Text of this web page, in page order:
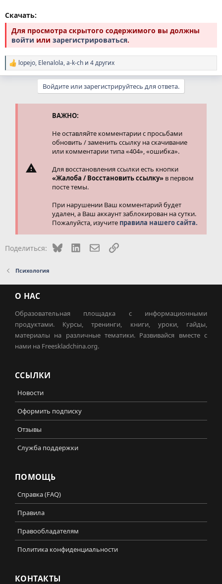
Скачать:
Для просмотра скрытого содержимого вы должны
войти или зарегистрироваться.
Р
е
lopejo, Elenalola,a-k-ch и 4 других
Войдите или зарегистрируйтесь для ответа.
ВАЖНО:
Не оставляйте комментарии с просьбами
обновить / заменить ссылку на скачивание
или комментарии типа «404», «ошибка».
Для восстановления ссылки есть кнопки
«Жалоба / Восстановить ссылку» в первом
посте темы.
При нарушении Ваш комментарий будет
удален, а Ваш аккаунт заблокирован на сутки.
Пожалуйста, изучите правила нашего сайта.
Поделиться: Bluesky LinkedInЭлектронная почта
Ссылка
Психология
О НАС
Образовательная площадка с информационными
продуктами. Курсы, тренинги, книги, уроки, гайды,
материалы на различные тематики. Развивайся вместе с
нами на Freeskladchina.org.
ССЫЛКИ
Новости
Оформить подписку
Отзывы
Служба поддержки
ПОМОЩЬ
Справка (FAQ)
Правила
Правообладателям
Политика конфиденциальности
КОНТАКТЫ